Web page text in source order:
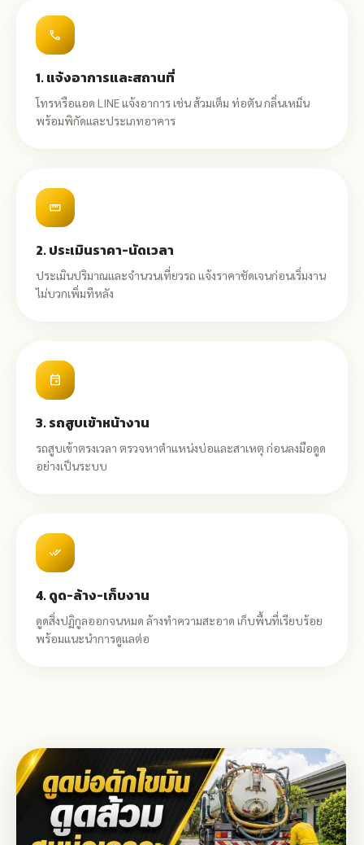
call
1. แจ้งอาการและสถานที่
โทรหรือแอด LINE แจ้งอาการ เช่น ส้วมเต็ม ท่อตัน กลิ่นเหม็น
พร้อมพิกัดและประเภทอาคาร
straighten
2. ประเมินราคา-นัดเวลา
ประเมินปริมาณและจำนวนเที่ยวรถ แจ้งราคาชัดเจนก่อนเริ่มงาน
ไม่บวกเพิ่มทีหลัง
event
3. รถสูบเข้าหน้างาน
รถสูบเข้าตรงเวลา ตรวจหาตำแหน่งบ่อและสาเหตุ ก่อนลงมือดูด
อย่างเป็นระบบ
done_all
4. ดูด-ล้าง-เก็บงาน
ดูดสิ่งปฏิกูลออกจนหมด ล้างทำความสะอาด เก็บพื้นที่เรียบร้อย
พร้อมแนะนำการดูแลต่อ